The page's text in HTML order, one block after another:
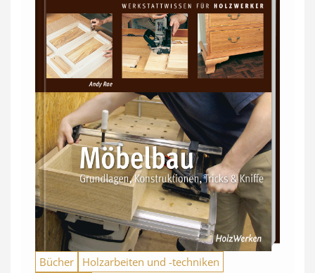
Bücher
Holzarbeiten und -techniken